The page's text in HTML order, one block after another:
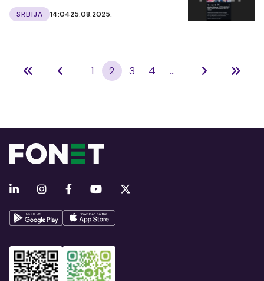
SRBIJA 14:0425.08.2025.
1 2 3 4 ...